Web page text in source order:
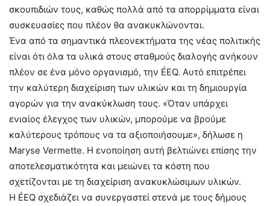
σκουπιδιών τους, καθώς πολλά από τα απορρίμματα είναι
συσκευασίες που πλέον θα ανακυκλώνονται.
Ένα από τα σημαντικά πλεονεκτήματα της νέας πολιτικής
είναι ότι όλα τα υλικά στους σταθμούς διαλογής ανήκουν
πλέον σε ένα μόνο οργανισμό, την ÉEQ. Αυτό επιτρέπει
την καλύτερη διαχείριση των υλικών και τη δημιουργία
αγορών για την ανακύκλωση τους. «Όταν υπάρχει
ενιαίος έλεγχος των υλικών, μπορούμε να βρούμε
καλύτερους τρόπους να τα αξιοποιήσουμε», δήλωσε η
Maryse Vermette. Η ενοποίηση αυτή βελτιώνει επίσης την
αποτελεσματικότητα και μειώνει τα κόστη που
σχετίζονται με τη διαχείριση ανακυκλώσιμων υλικών.
Η ÉEQ σχεδιάζει να συνεργαστεί στενά με τους δήμους